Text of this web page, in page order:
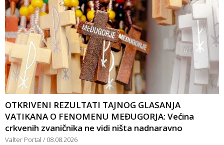
OTKRIVENI REZULTATI TAJNOG GLASANJA
VATIKANA O FENOMENU MEĐUGORJA: Većina
crkvenih zvaničnika ne vidi ništa nadnaravno
Valter Portal 08.08.2026